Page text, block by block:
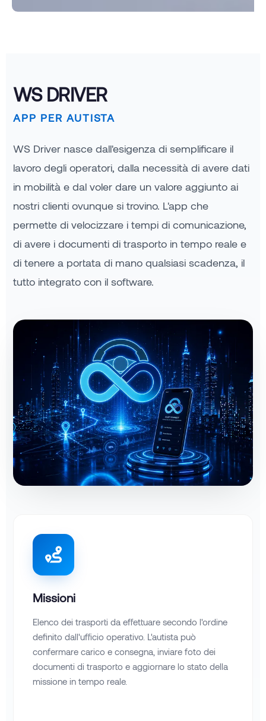
WS DRIVER
APP PER AUTISTA
WS Driver nasce dall'esigenza di semplificare il
lavoro degli operatori, dalla necessità di avere dati
in mobilità e dal voler dare un valore aggiunto ai
nostri clienti ovunque si trovino. L'app che
permette di velocizzare i tempi di comunicazione,
di avere i documenti di trasporto in tempo reale e
di tenere a portata di mano qualsiasi scadenza, il
tutto integrato con il software.
Missioni
Elenco dei trasporti da effettuare secondo l'ordine
definito dall'ufficio operativo. L'autista può
confermare carico e consegna, inviare foto dei
documenti di trasporto e aggiornare lo stato della
missione in tempo reale.